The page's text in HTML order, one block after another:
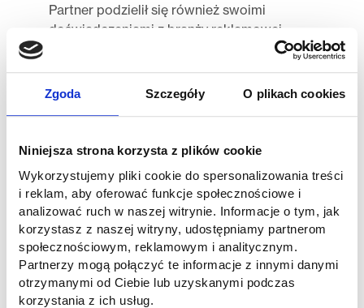
Zgoda Szczegóły O plikach cookies
Niniejsza strona korzysta z plików cookie
Wykorzystujemy pliki cookie do spersonalizowania treści
i reklam, aby oferować funkcje społecznościowe i
analizować ruch w naszej witrynie. Informacje o tym, jak
korzystasz z naszej witryny, udostępniamy partnerom
społecznościowym, reklamowym i analitycznym.
Partnerzy mogą połączyć te informacje z innymi danymi
otrzymanymi od Ciebie lub uzyskanymi podczas
korzystania z ich usług.
Partner podzielił się również swoimi
doświadczeniami z branży reklamowej,
opowiadając o wyzwaniach, które stają
trendach w projektowaniu i produkcji
„od kuchni”, zrozumienia roli grafiki w
procesie tworzenia materiałów
reklamowych oraz zapoznania się z
technologiami, które są wykorzystywane w
tej dynamicznej branży. Studenci mieli
również możliwość zadawania pytań i
uzyskania cennych wskazówek na temat
kariery w grafice i reklamie.